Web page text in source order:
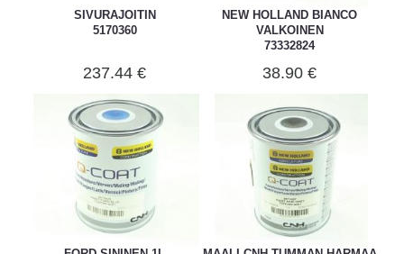
SIVURAJOITIN
5170360
237.44 €
NEW HOLLAND BIANCO
VALKOINEN
73332824
38.90 €